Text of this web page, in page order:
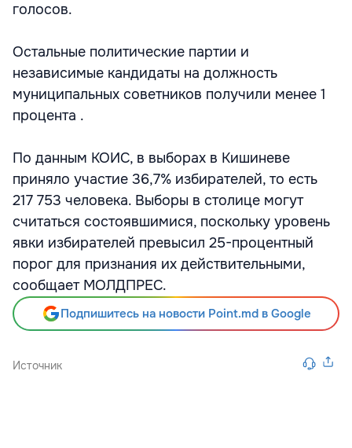
голосов.
Остальные политические партии и
независимые кандидаты на должность
муниципальных советников получили менее 1
процента .
По данным КОИС, в выборах в Кишиневе
приняло участие 36,7% избирателей, то есть
217 753 человека. Выборы в столице могут
считаться состоявшимися, поскольку уровень
явки избирателей превысил 25-процентный
порог для признания их действительными,
сообщает МОЛДПРЕС.
Подпишитесь на новости Point.md в Google
Источник